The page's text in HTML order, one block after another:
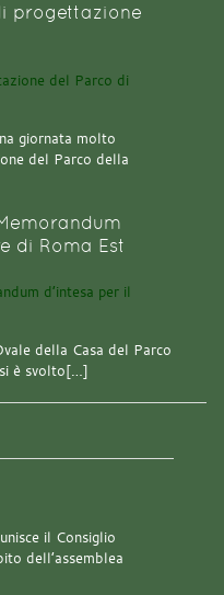
progettazione
giornata molto
del Parco della
di Roma Est
della Casa del Parco
è svolto[…]
il Consiglio
dell’assemblea